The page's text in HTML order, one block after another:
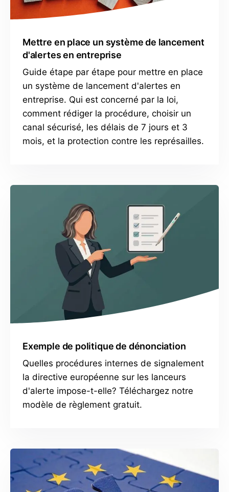
Mettre en place un système de lancement
d'alertes en entreprise
Guide étape par étape pour mettre en place
un système de lancement d'alertes en
entreprise. Qui est concerné par la loi,
comment rédiger la procédure, choisir un
canal sécurisé, les délais de 7 jours et 3
mois, et la protection contre les représailles.
Exemple de politique de dénonciation
Quelles procédures internes de signalement
la directive européenne sur les lanceurs
d'alerte impose-t-elle? Téléchargez notre
modèle de règlement gratuit.